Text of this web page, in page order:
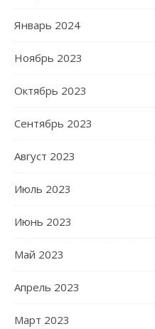
Январь 2024
Ноябрь 2023
Октябрь 2023
Сентябрь 2023
Август 2023
Июль 2023
Июнь 2023
Май 2023
Апрель 2023
Март 2023